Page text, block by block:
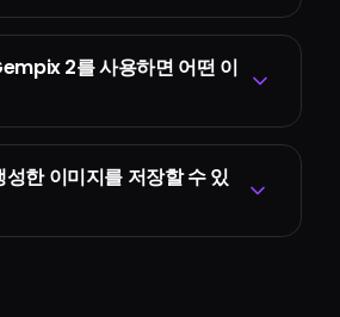
2를 사용하면 어떤 이
한 이미지를 저장할 수 있